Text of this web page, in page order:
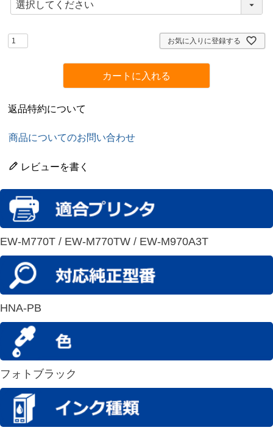
必
)
お気に入りに登録する
カートに入れる
返品特約について
商品についてのお問い合わせ
レビューを書く
EW-M770T / EW-M770TW / EW-M970A3T
HNA-PB
フォトブラック